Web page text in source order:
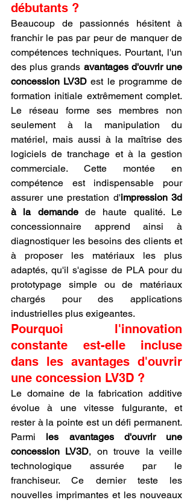
débutants ?
Beaucoup de passionnés hésitent à
franchir le pas par peur de manquer de
compétences techniques. Pourtant, l'un
des plus grands avantages d'ouvrir une
concession LV3D est le programme de
formation initiale extrêmement complet.
Le réseau forme ses membres non
seulement à la manipulation du
matériel, mais aussi à la maîtrise des
logiciels de tranchage et à la gestion
commerciale. Cette montée en
compétence est indispensable pour
assurer une prestation d'impression 3d
à la demande de haute qualité. Le
concessionnaire apprend ainsi à
diagnostiquer les besoins des clients et
à proposer les matériaux les plus
adaptés, qu'il s'agisse de PLA pour du
prototypage simple ou de matériaux
chargés pour des applications
industrielles plus exigeantes.
Pourquoi l'innovation
constante est-elle incluse
dans les avantages d'ouvrir
une concession LV3D ?
Le domaine de la fabrication additive
évolue à une vitesse fulgurante, et
rester à la pointe est un défi permanent.
Parmi les avantages d'ouvrir une
concession LV3D, on trouve la veille
technologique assurée par le
franchiseur. Ce dernier teste les
nouvelles imprimantes et les nouveaux